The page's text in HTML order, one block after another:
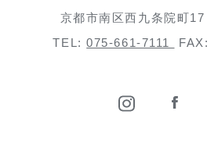
京都市南区西九条院町17
TEL:075-661-7111